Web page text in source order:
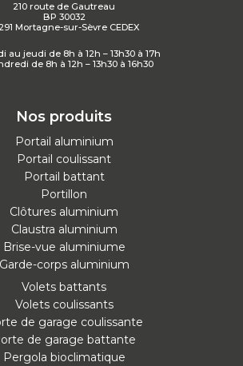
210 route de Gautreau
BP 30032
Mortagne-sur-Sèvre CEDEX
au jeudi de 8h à 12h – 13h30 à 17h
de 8h à 12h – 13h30 à 16h30
Nos produits
Portail aluminium
Portail coulissant
Portail battant
Portillon
Clôtures aluminium
Claustra aluminium
Brise-vue aluminiume
Garde-corps aluminium
Volets battants
Volets coulissants
de garage coulissante
de garage battante
Pergola bioclimatique